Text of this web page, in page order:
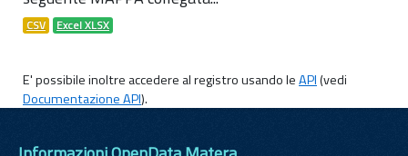
CSV Excel XLSX
E' possibile inoltre accedere al registro usando leAPI(vedi
Documentazione API).